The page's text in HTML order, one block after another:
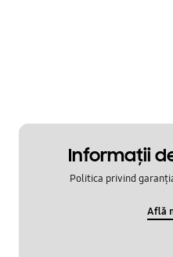
Informaţii
Politica privind
Află